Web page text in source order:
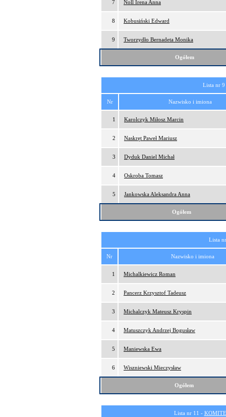
7 Noll Irena Anna
8 Kobusiński Edward
9 Tworzydło Bernadeta Monika
Ogółem
Lista nr
Nr Nazwisko i imiona
1 Karolczyk Miłosz Marcin
2 Naskręt Paweł Mariusz
3 Dyduk Daniel Michał
4 Oskroba Tomasz
5 Jankowska Aleksandra Anna
Ogółem
Lista
Nr Nazwisko i imiona
1 Michalkiewicz Roman
2 Pancerz Krzysztof Tadeusz
3 Michalczyk Mateusz Kryspin
4 Matuszczyk Andrzej Bogusław
5 Maniewska Ewa
6 Wiszniewski Mieczysław
Ogółem
Lista nr 11 -